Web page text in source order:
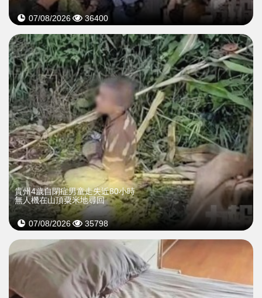
07/08/2026 36400
貴州4歲自閉症男童走失近80小時
無人機在山頂粟米地尋回
07/08/2026 35798